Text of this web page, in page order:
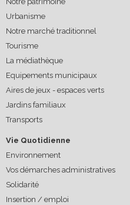
Urbanisme
Notre marché traditionnel
Tourisme
La médiathèque
Equipements municipaux
Aires de jeux - espaces verts
Jardins familiaux
Transports
Vie Quotidienne
Environnement
Vos démarches administratives
Solidarité
Insertion / emploi